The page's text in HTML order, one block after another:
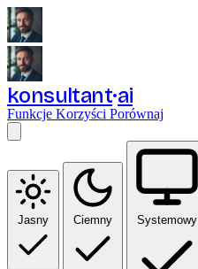
konsultant ai
Funkcje Korzyści Porównaj
Jasny Ciemny Systemowy